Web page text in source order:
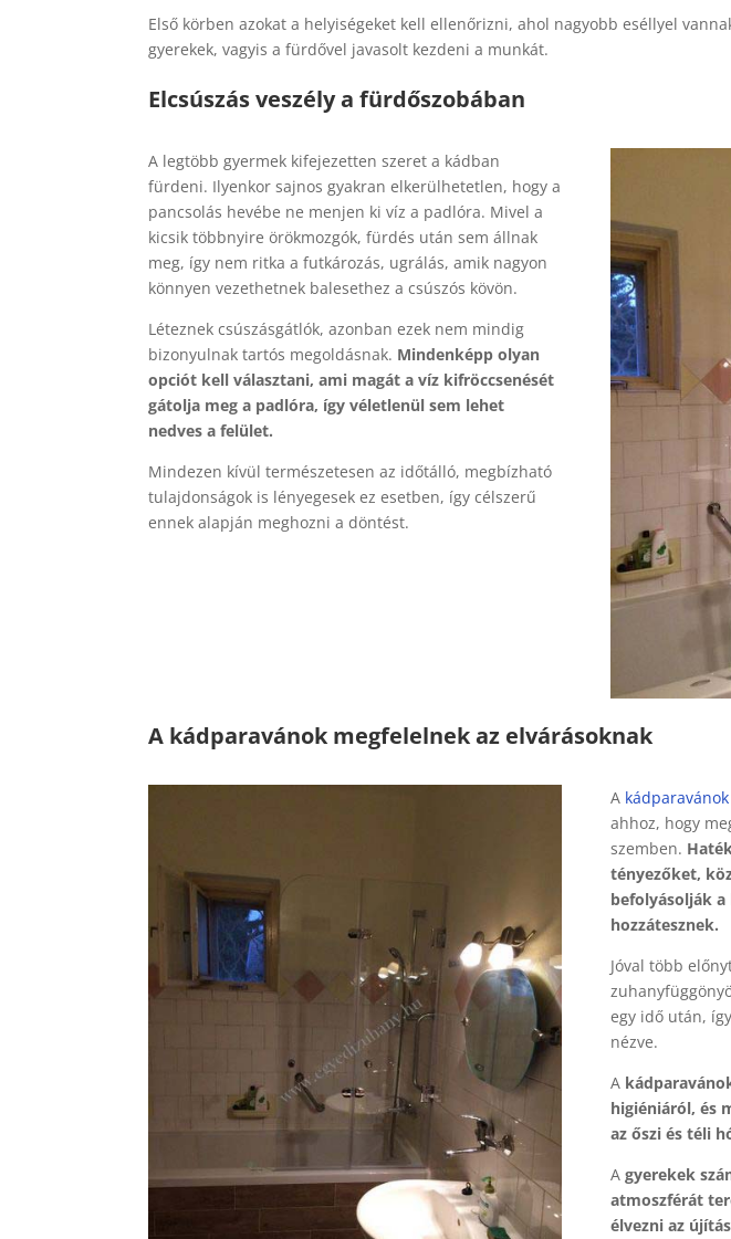
Első körben azokat a helyiségeket kell ellenőrizni, ahol nagyobb eséllyel
gyerekek, vagyis a fürdővel javasolt kezdeni a munkát.
Elcsúszás veszély a fürdőszobában
A legtöbb gyermek kifejezetten szeret a kádban
fürdeni. Ilyenkor sajnos gyakran elkerülhetetlen, hogy a
pancsolás hevébe ne menjen ki víz a padlóra. Mivel a
kicsik többnyire örökmozgók, fürdés után sem állnak
meg, így nem ritka a futkározás, ugrálás, amik nagyon
könnyen vezethetnek balesethez a csúszós kövön.
Léteznek csúszásgátlók, azonban ezek nem mindig
bizonyulnak tartós megoldásnak. Mindenképp olyan
opciót kell választani, ami magát a víz kifröccsenését
gátolja meg a padlóra, így véletlenül sem lehet
nedves a felület.
Mindezen kívül természetesen az időtálló, megbízható
tulajdonságok is lényegesek ez esetben, így célszerű
ennek alapján meghozni a döntést.
A kádparavánok megfelelnek az elvárásoknak
A kádparavánok
ahhoz, hogy
szemben.
tényezőket,
befolyásolják
hozzátesznek.
Jóval több
egy idő után,
nézve.
A
higiéniáról, és
az őszi és téli
A gyerekek
atmoszférát
élvezni az